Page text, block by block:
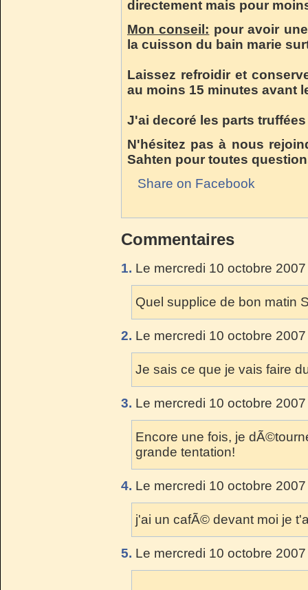
directement mais pour
Mon conseil: pour avoir
la cuisson du bain marie
Laissez refroidir et
au moins 15 minutes avant
J'ai decoré les parts
N'hésitez pas à nous
Sahten pour toutes
Share on Facebook
Commentaires
1. Le mercredi 10 octobre
Quel supplice de bon matin
2. Le mercredi 10 octobre
Je sais ce que je vais faire
3. Le mercredi 10 octobre
Encore une fois, je
grande tentation!
4. Le mercredi 10 octobre
j'ai un cafÃ© devant moi je
5. Le mercredi 10 octobre